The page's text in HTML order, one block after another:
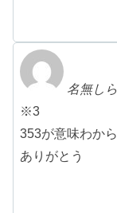
名無し
※3
353が意味わか
ありがとう